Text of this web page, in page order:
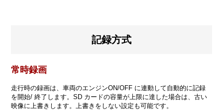
記録方式
常時録画
走行時の録画は、車両のエンジンON/OFF に連動して自動的に記録
を開始/ 終了します。SD カードの容量が上限に達した場合は、古い
映像に上書きします。上書きをしない設定も可能です。